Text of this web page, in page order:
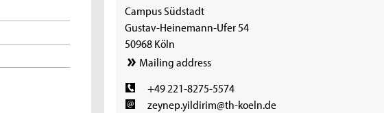
Campus Südstadt
Gustav-Heinemann-Ufer 54
50968 Köln
Mailing address
+49 221-8275-5574
zeynep.yildirim@th-koeln.de